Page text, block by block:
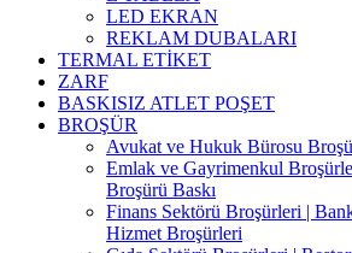
LED EKRAN
REKLAM DUBALARI
TERMAL ETİKET
ZARF
BASKISIZ ATLET POŞET
BROŞÜR
Avukat ve Hukuk Bürosu
Emlak ve Gayrimenkul
Broşürü Baskı
Finans Sektörü Broşürleri |
Hizmet Broşürleri